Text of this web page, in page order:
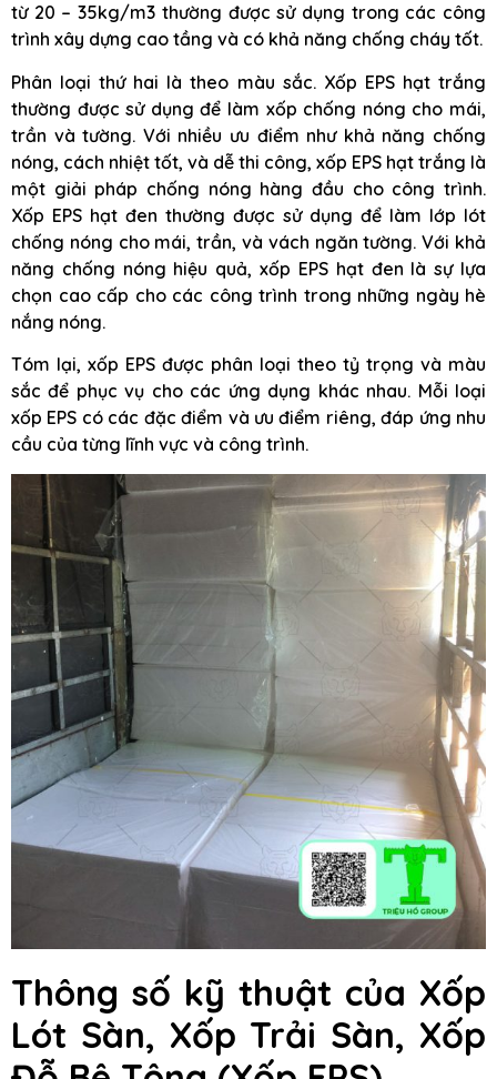
từ 20 – 35kg/m3 thường được sử dụng trong các công
trình xây dựng cao tầng và có khả năng chống cháy tốt.
Phân loại thứ hai là theo màu sắc. Xốp EPS hạt trắng
thường được sử dụng để làm xốp chống nóng cho mái,
trần và tường. Với nhiều ưu điểm như khả năng chống
nóng, cách nhiệt tốt, và dễ thi công, xốp EPS hạt trắng là
một giải pháp chống nóng hàng đầu cho công trình.
Xốp EPS hạt đen thường được sử dụng để làm lớp lót
chống nóng cho mái, trần, và vách ngăn tường. Với khả
năng chống nóng hiệu quả, xốp EPS hạt đen là sự lựa
chọn cao cấp cho các công trình trong những ngày hè
nắng nóng.
Tóm lại, xốp EPS được phân loại theo tỷ trọng và màu
sắc để phục vụ cho các ứng dụng khác nhau. Mỗi loại
xốp EPS có các đặc điểm và ưu điểm riêng, đáp ứng nhu
cầu của từng lĩnh vực và công trình.
Thông số kỹ thuật của Xốp
Lót Sàn, Xốp Trải Sàn, Xốp